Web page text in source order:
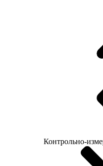
Контрольно-